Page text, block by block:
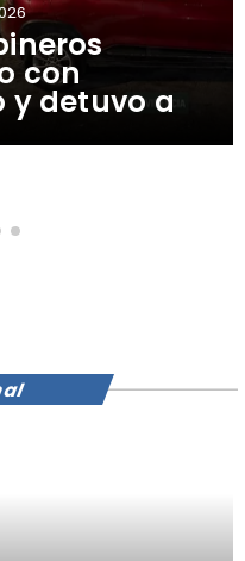
con
y detuvo a